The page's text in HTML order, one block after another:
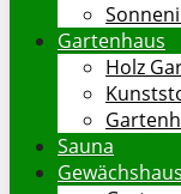
Gartenhaus
Holz
Sauna
Gewächshaus